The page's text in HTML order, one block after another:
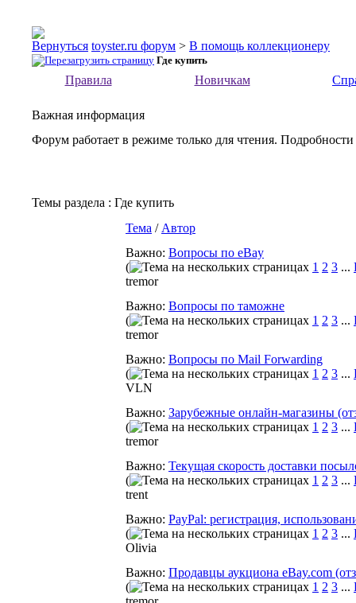
toyster.ru форум > В помощь коллекционеру
Где купить
Правила Новичкам
Важная информация
Форум работает в режиме только для чтения.
Темы раздела : Где купить
Тема / Автор
Важно: Вопросы по eBay
(
1 2 3 ...
tremor
Важно: Вопросы по таможне
(
1 2 3 ...
tremor
Важно: Вопросы по Mail Forwarding
(
1 2 3 ...
VLN
Важно: Зарубежные онлайн-магазины
(
1 2 3 ...
tremor
Важно: Текущая скорость доставки
(
1 2 3 ...
trent
Важно: PayPal: регистрация,
(
1 2 3 ...
Olivia
Важно: Продавцы аукциона eBay.com
(
1 2 3 ...